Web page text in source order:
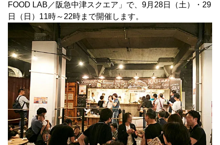
FOOD LAB／阪急中津スクエア」で、9月28日（土）・29
日（日）11時～22時まで開催します。